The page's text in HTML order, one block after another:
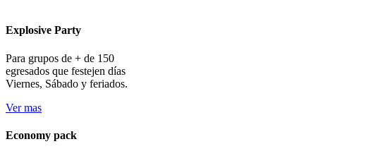
Explosive Party
Para grupos de + de 150
egresados que festejen días
Viernes, Sábado y feriados.
Ver mas
Economy pack